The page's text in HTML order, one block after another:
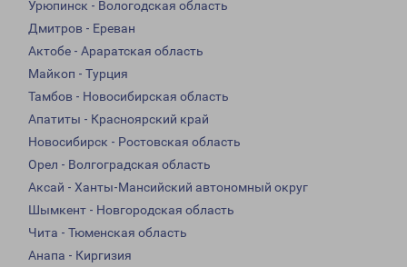
Урюпинск - Вологодская область
Дмитров - Ереван
Актобе - Араратская область
Майкоп - Турция
Тамбов - Новосибирская область
Апатиты - Красноярский край
Новосибирск - Ростовская область
Орел - Волгоградская область
Аксай - Ханты-Мансийский автономный округ
Шымкент - Новгородская область
Чита - Тюменская область
Анапа - Киргизия